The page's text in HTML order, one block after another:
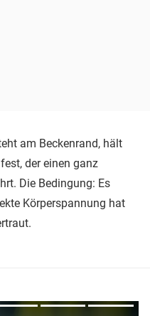
am Beckenrand, hält
der einen ganz
Die Bedingung: Es
Körperspannung hat